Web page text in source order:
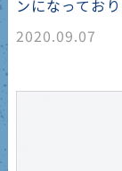
ンになっており
2020.09.07